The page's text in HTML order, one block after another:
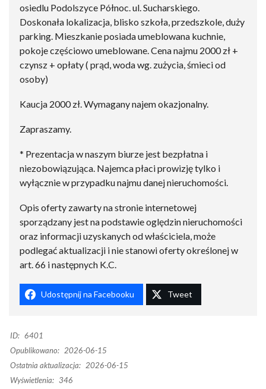
osiedlu Podolszyce Północ. ul. Sucharskiego.
Doskonała lokalizacja, blisko szkoła, przedszkole, duży
parking. Mieszkanie posiada umeblowana kuchnie,
pokoje częściowo umeblowane. Cena najmu 2000 zł +
czynsz + opłaty ( prąd, woda wg. zużycia, śmieci od
osoby)
Kaucja 2000 zł. Wymagany najem okazjonalny.
Zapraszamy.
* Prezentacja w naszym biurze jest bezpłatna i
niezobowiązująca. Najemca płaci prowizję tylko i
wyłącznie w przypadku najmu danej nieruchomości.
Opis oferty zawarty na stronie internetowej
sporządzany jest na podstawie oględzin nieruchomości
oraz informacji uzyskanych od właściciela, może
podlegać aktualizacji i nie stanowi oferty określonej w
art. 66 i następnych K.C.
Udostępnij na Facebooku Tweet
ID: 6401
Opublikowano: 2026-06-15
Ostatnia aktualizacja: 2026-06-15
Wyświetlenia: 346